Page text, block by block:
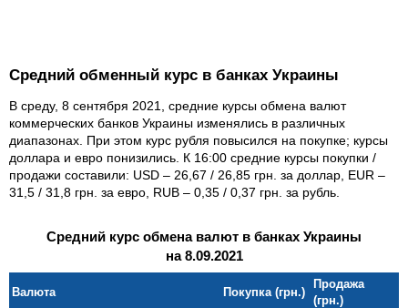
Средний обменный курс в банках Украины
В среду, 8 сентября 2021, средние курсы обмена валют
коммерческих банков Украины изменялись в различных
диапазонах. При этом курс рубля повысился на покупке; курсы
доллара и евро понизились. К 16:00 средние курсы покупки /
продажи составили: USD – 26,67 / 26,85 грн. за доллар, EUR –
31,5 / 31,8 грн. за евро, RUB – 0,35 / 0,37 грн. за рубль.
Средний курс обмена валют в банках Украины
на 8.09.2021
Валюта Покупка (грн.)
Продажа
(грн.)